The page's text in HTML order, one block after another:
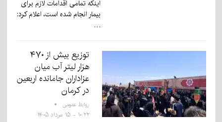
اینکه تمامی اقدامات لازم برای
بیمار انجام شده است، اعلام کرد:
…
توزیع بیش از ۴۷۰
هزار لیتر آب میان
عزاداران جامانده اربعین
در کرمان
روابط عمومی
۱۰:۲۲ - ۱۵ مرداد ۱۴۰۵